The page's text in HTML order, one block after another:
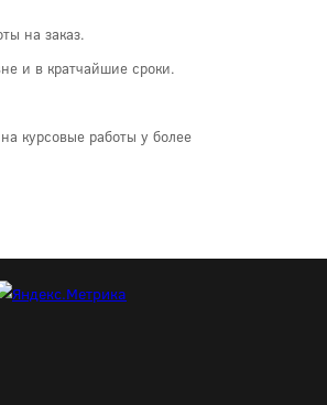
на заказ.
и в кратчайшие сроки.
курсовые работы у более